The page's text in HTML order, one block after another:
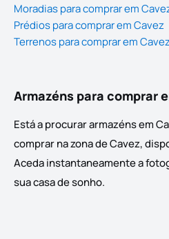
Moradias para comprar em
Prédios para comprar em Cavez
Terrenos para comprar em
Armazéns para comprar
Está a procurar armazéns em
comprar na zona de Cavez,
Aceda instantaneamente a
sua casa de sonho.